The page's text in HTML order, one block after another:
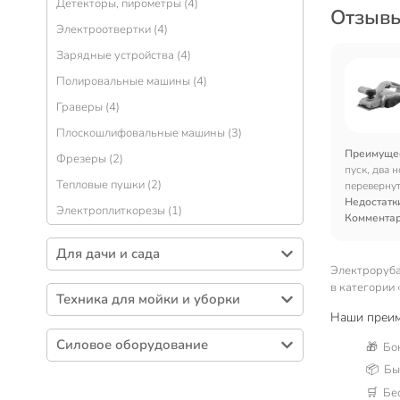
Детекторы, пирометры (4)
Электроотвертки (4)
Зарядные устройства (4)
Полировальные машины (4)
Граверы (4)
Плоскошлифовальные машины (3)
Фрезеры (2)
Тепловые пушки (2)
Электроплиткорезы (1)
Для дачи и сада
Пилы цепные (25)
Триммеры (21)
Газонокосилки (11)
Садовые ножницы и кусторезы (10)
Техника для мойки и уборки
Мойки высокого давления (13)
Строительные пылесосы, воздуходувки (4)
Силовое оборудование
пуск, два
в категории
Наши
🎁
📦
🛒